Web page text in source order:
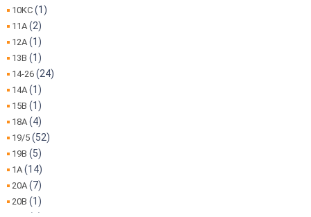
10KC (1)
11A (2)
12A (1)
13B (1)
14-26 (24)
14A (1)
15B (1)
18A (4)
19/5 (52)
19B (5)
1A (14)
20A (7)
20B (1)